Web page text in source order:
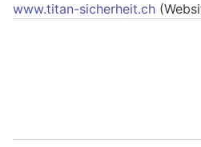
www.titan-sicherheit.ch